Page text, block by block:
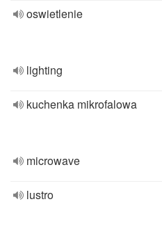
oswietlenie
lighting
kuchenka mikrofalowa
microwave
lustro